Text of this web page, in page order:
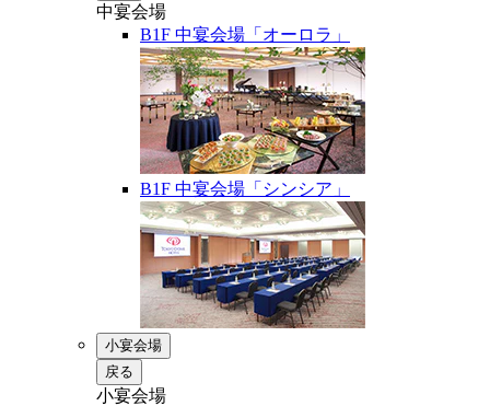
中宴会場
B1F 中宴会場「オーロラ」
B1F 中宴会場「シンシア」
小宴会場
戻る
小宴会場